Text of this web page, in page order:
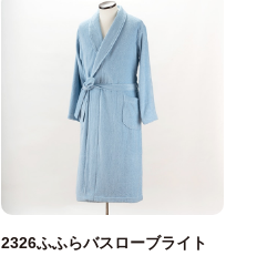
2326ふふらバスローブライト